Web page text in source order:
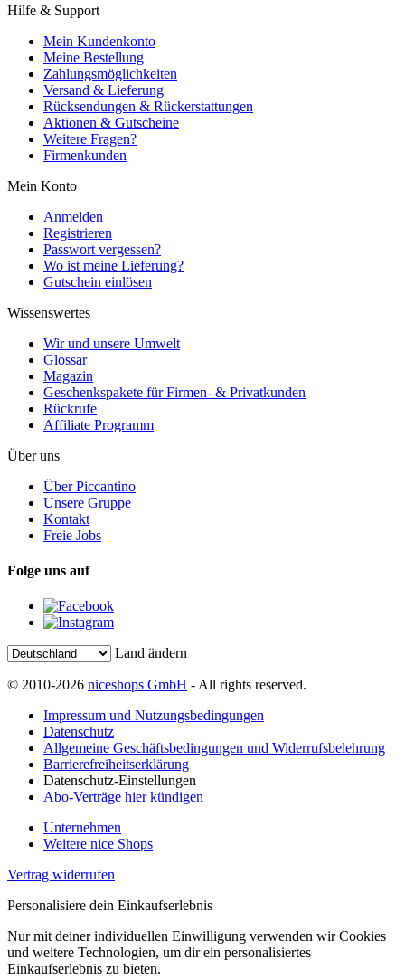
Hilfe & Support
Mein Kundenkonto
Meine Bestellung
Zahlungsmöglichkeiten
Versand & Lieferung
Rücksendungen & Rückerstattungen
Aktionen & Gutscheine
Weitere Fragen?
Firmenkunden
Mein Konto
Anmelden
Registrieren
Passwort vergessen?
Wo ist meine Lieferung?
Gutschein einlösen
Wissenswertes
Wir und unsere Umwelt
Glossar
Magazin
Geschenkspakete für Firmen- & Privatkunden
Rückrufe
Affiliate Programm
Über uns
Über Piccantino
Unsere Gruppe
Kontakt
Freie Jobs
Folge uns auf
Land ändern
© 2010-2026 niceshops GmbH - All rights reserved.
Impressum und Nutzungsbedingungen
Datenschutz
Allgemeine Geschäftsbedingungen und Widerrufsbelehrung
Barrierefreiheitserklärung
Datenschutz-Einstellungen
Abo-Verträge hier kündigen
Unternehmen
Weitere nice Shops
Vertrag widerrufen
Personalisiere dein Einkaufserlebnis
Nur mit deiner individuellen Einwilligung verwenden wir Cookies
und weitere Technologien, um dir ein personalisiertes
Einkaufserlebnis zu bieten.